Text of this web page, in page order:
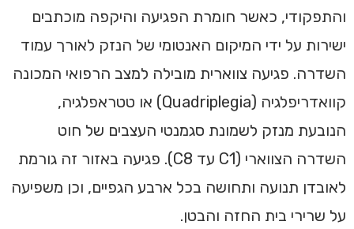
והתפקודי, כאשר חומרת הפגיעה והיקפה מוכתבים
ישירות על ידי המיקום האנטומי של הנזק לאורך עמוד
השדרה. פגיעה צווארית מובילה למצב הרפואי המכונה
קוואדריפלגיה (Quadriplegia) או טטראפלגיה,
הנובעת מנזק לשמונת סגמנטי העצבים של חוט
השדרה הצווארי (C1 עד C8). פגיעה באזור זה גורמת
לאובדן תנועה ותחושה בכל ארבע הגפיים, וכן משפיעה
על שרירי בית החזה והבטן.